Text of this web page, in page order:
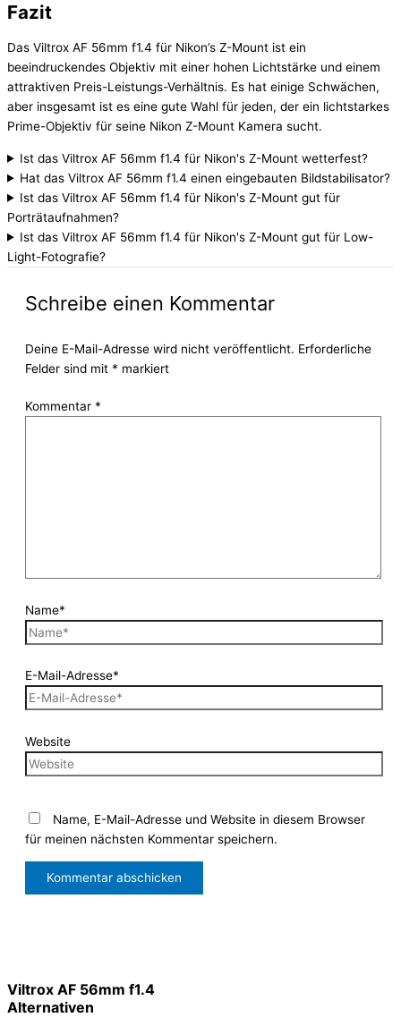
Fazit
Das Viltrox AF 56mm f1.4 für Nikon’s Z-Mount ist ein
beeindruckendes Objektiv mit einer hohen Lichtstärke und einem
attraktiven Preis-Leistungs-Verhältnis. Es hat einige Schwächen,
aber insgesamt ist es eine gute Wahl für jeden, der ein lichtstarkes
Prime-Objektiv für seine Nikon Z-Mount Kamera sucht.
Ist das Viltrox AF 56mm f1.4 für Nikon's Z-Mount wetterfest?
Hat das Viltrox AF 56mm f1.4 einen eingebauten Bildstabilisator?
Ist das Viltrox AF 56mm f1.4 für Nikon's Z-Mount gut für
Porträtaufnahmen?
Ist das Viltrox AF 56mm f1.4 für Nikon's Z-Mount gut für Low-
Light-Fotografie?
Schreibe einen Kommentar
Deine E-Mail-Adresse wird nicht veröffentlicht. Erforderliche
Felder sind mit * markiert
Kommentar *
Name*
E-Mail-Adresse*
Website
Name, E-Mail-Adresse und Website in diesem Browser
für meinen nächsten Kommentar speichern.
Viltrox AF 56mm f1.4
Alternativen